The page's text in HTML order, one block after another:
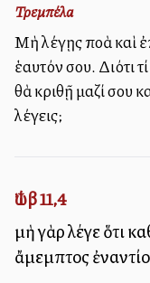
Τρεμπέλα
Μὴ λέγῃς πολλὰ καὶ
ἑαυτόν σου. Διότι
θὰ κριθῇ μαζί σου
λέγεις;
Ἰώβ 11,4
μὴ γὰρ λέγε ὅτι
ἄμεμπτος